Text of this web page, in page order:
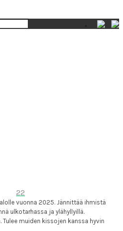
22
vuonna 2025. Jännittää ihmistä
ulkotarhassa ja ylähyllyillä.
muiden kissojen kanssa hyvin